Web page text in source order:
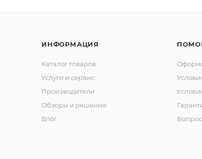
ИНФОРМАЦИЯ
Каталог товаров
Услуги и сервис
Производители
Обзоры и решения
Блог